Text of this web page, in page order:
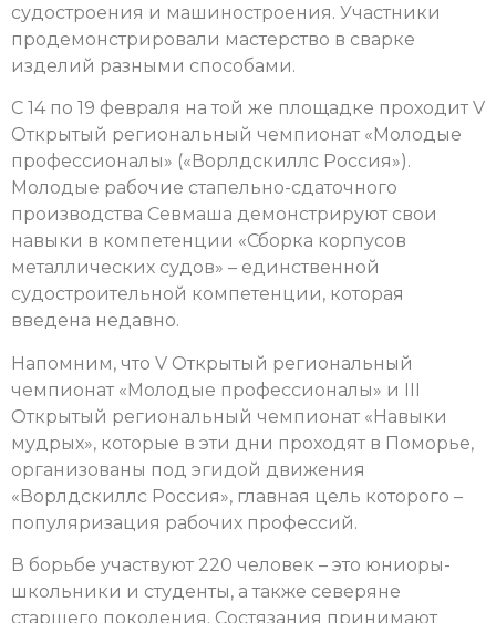
судостроения и машиностроения. Участники
продемонстрировали мастерство в сварке
изделий разными способами.
С 14 по 19 февраля на той же площадке проходит V
Открытый региональный чемпионат «Молодые
профессионалы» («Ворлдскиллс Россия»).
Молодые рабочие стапельно-сдаточного
производства Севмаша демонстрируют свои
навыки в компетенции «Сборка корпусов
металлических судов» – единственной
судостроительной компетенции, которая
введена недавно.
Напомним, что V Открытый региональный
чемпионат «Молодые профессионалы» и III
Открытый региональный чемпионат «Навыки
мудрых», которые в эти дни проходят в Поморье,
организованы под эгидой движения
«Ворлдскиллс Россия», главная цель которого –
популяризация рабочих профессий.
В борьбе участвуют 220 человек – это юниоры-
школьники и студенты, а также северяне
старшего поколения. Состязания принимают